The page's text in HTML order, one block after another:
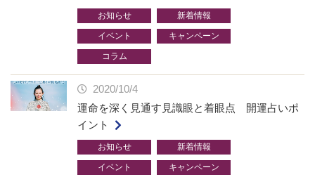
お知らせ 新着情報
イベント キャンペーン
コラム
2020/10/4
運命を深く見通す見識眼と着眼点 開運占いポ
イント
お知らせ 新着情報
イベント キャンペーン